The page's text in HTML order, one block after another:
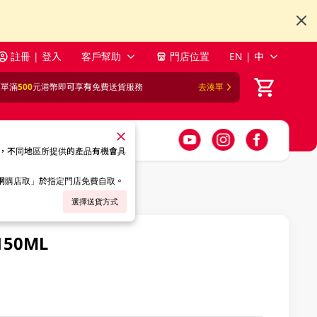
註冊 | 登入 客戶幫助 門店位置 EN | 中
滿500元港幣即可享有免費送貨服務 去湊單
不同地區所提供的產品有機會具
店取」於指定門店免費自取。
選擇送貨方式